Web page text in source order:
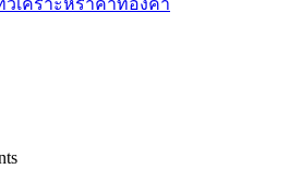
วิเคราะห์ราคาทองคำ